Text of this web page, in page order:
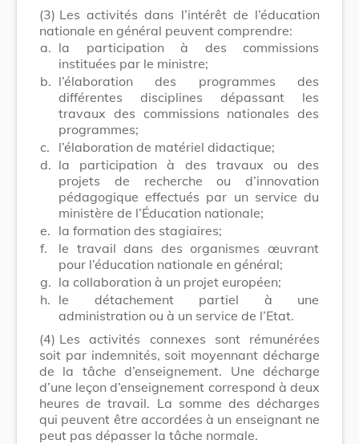
(3) Les activités dans l’intérêt de l’éducation
nationale en général peuvent comprendre:
a. la participation à des commissions
instituées par le ministre;
b. l’élaboration des programmes des
différentes disciplines dépassant les
travaux des commissions nationales des
programmes;
c.
l’élaboration de matériel didactique;
d. la participation à des travaux ou des
projets de recherche ou d’innovation
pédagogique effectués par un service du
ministère de l’Éducation nationale;
e. la formation des stagiaires;
f.
le travail dans des organismes œuvrant
pour l’éducation nationale en général;
g. la collaboration à un projet européen;
h. le détachement partiel à une
administration ou à un service de l’Etat.
(4) Les activités connexes sont rémunérées
soit par indemnités, soit moyennant décharge
de la tâche d’enseignement. Une décharge
d’une leçon d’enseignement correspond à deux
heures de travail. La somme des décharges
qui peuvent être accordées à un enseignant ne
peut pas dépasser la tâche normale.